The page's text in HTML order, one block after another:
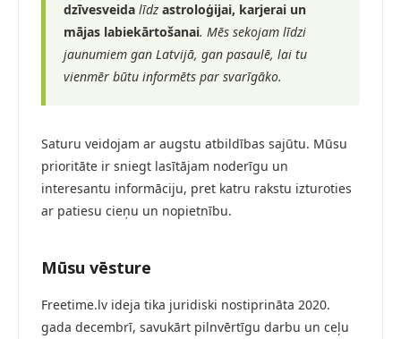
dzīvesveida līdz astroloģijai, karjerai un
mājas labiekārtošanai. Mēs sekojam līdzi
jaunumiem gan Latvijā, gan pasaulē, lai tu
vienmēr būtu informēts par svarīgāko.
Saturu veidojam ar augstu atbildības sajūtu. Mūsu
prioritāte ir sniegt lasītājam noderīgu un
interesantu informāciju, pret katru rakstu izturoties
ar patiesu cieņu un nopietnību.
Mūsu vēsture
Freetime.lv ideja tika juridiski nostiprināta 2020.
gada decembrī, savukārt pilnvērtīgu darbu un ceļu